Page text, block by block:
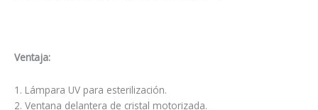
Ventaja:
1. Lámpara UV para esterilización.
2. Ventana delantera de cristal motorizada.